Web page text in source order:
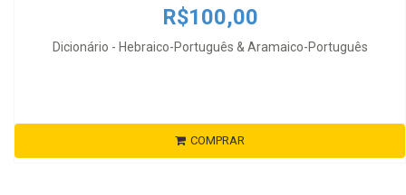
R$100,00
Dicionário - Hebraico-Português & Aramaico-Português
COMPRAR